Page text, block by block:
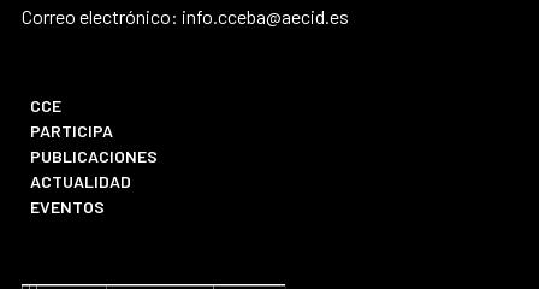
Correo electrónico: info.cceba@aecid.es
CCE
PARTICIPA
PUBLICACIONES
ACTUALIDAD
EVENTOS